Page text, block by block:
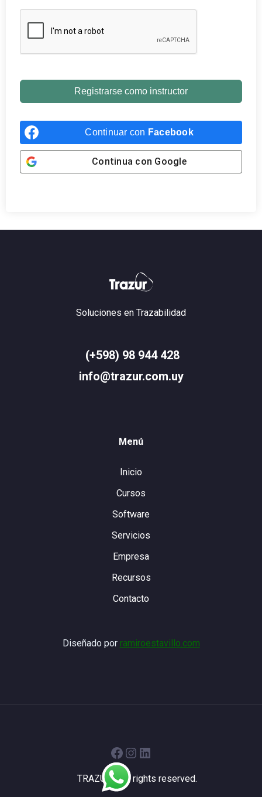
Registrarse como instructor
Continuar con Facebook
Continua con Google
Soluciones en Trazabilidad
(+598) 98 944 428
info@trazur.com.uy
Menú
Inicio
Cursos
Software
Servicios
Empresa
Recursos
Contacto
Diseñado por ramiroestavillo.com
Facebook
Instagram
LinkedIn
TRAZUR - All rights reserved.